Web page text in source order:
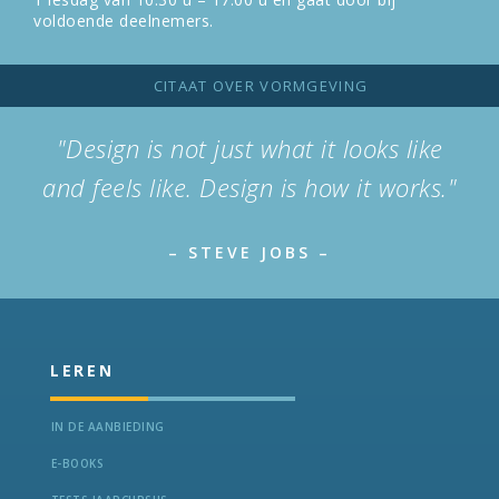
voldoende deelnemers.
CITAAT OVER VORMGEVING
"Design is not just what it looks like
and feels like. Design is how it works."
– STEVE JOBS –
LEREN
IN DE AANBIEDING
E-BOOKS